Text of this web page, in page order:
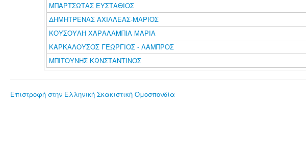
ΜΠΑΡΤΣΩΤΑΣ ΕΥΣΤΑΘΙΟΣ
ΔΗΜΗΤΡΕΝΑΣ ΑΧΙΛΛΕΑΣ-ΜΑΡΙΟΣ
ΚΟΥΣΟΥΛΗ ΧΑΡΑΛΑΜΠΙΑ ΜΑΡΙΑ
ΚΑΡΚΑΛΟΥΣΟΣ ΓΕΩΡΓΙΟΣ - ΛΑΜΠΡΟΣ
ΜΠΙΤΟΥΝΗΣ ΚΩΝΣΤΑΝΤΙΝΟΣ
Επιστροφή στην Ελληνική Σκακιστική Ομοσπονδία